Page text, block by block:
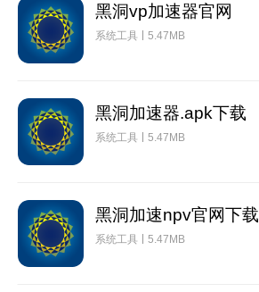
黑洞vp加速器官网
系统工具 5.47MB
黑洞加速器.apk下载
系统工具 5.47MB
黑洞加速npv官网下载
系统工具 5.47MB